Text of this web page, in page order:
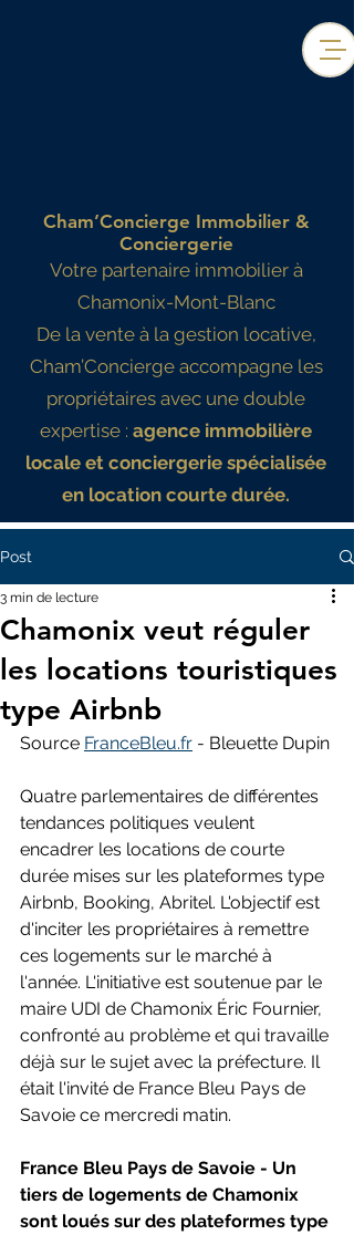
Cham’Concierge Immobilier &
Conciergerie
Votre partenaire immobilier à
Chamonix-Mont-Blanc
De la vente à la gestion locative,
Cham’Concierge accompagne les
propriétaires avec une double
expertise : agence immobilière
locale et conciergerie spécialisée
en location courte durée.
Post
Chamonix veut réguler
les locations touristiques
type Airbnb
3 min de lecture
Source FranceBleu.fr - Bleuette Dupin
Quatre parlementaires de différentes
tendances politiques veulent
encadrer les locations de courte
durée mises sur les plateformes type
Airbnb, Booking, Abritel. L'objectif est
d'inciter les propriétaires à remettre
ces logements sur le marché à
l'année. L'initiative est soutenue par le
maire UDI de Chamonix Éric Fournier,
confronté au problème et qui travaille
déjà sur le sujet avec la préfecture. Il
était l'invité de France Bleu Pays de
Savoie ce mercredi matin.
France Bleu Pays de Savoie - Un
tiers de logements de Chamonix
sont loués sur des plateformes type